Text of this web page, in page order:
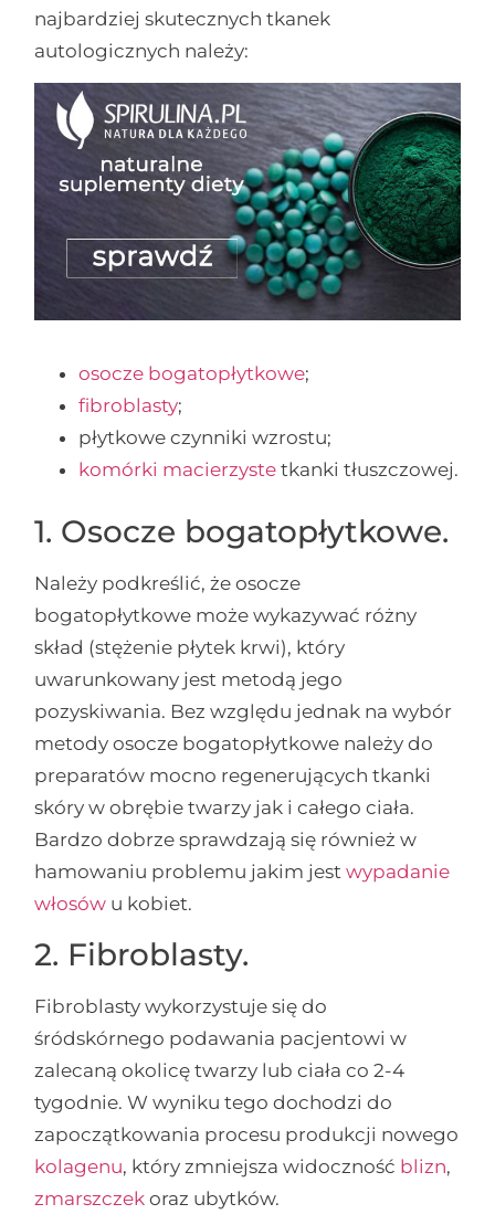
najbardziej skutecznych tkanek
autologicznych należy:
osocze bogatopłytkowe;
fibroblasty;
płytkowe czynniki wzrostu;
komórki macierzyste tkanki tłuszczowej.
1. Osocze bogatopłytkowe.
Należy podkreślić, że osocze
bogatopłytkowe może wykazywać różny
skład (stężenie płytek krwi), który
uwarunkowany jest metodą jego
pozyskiwania. Bez względu jednak na wybór
metody osocze bogatopłytkowe należy do
preparatów mocno regenerujących tkanki
skóry w obrębie twarzy jak i całego ciała.
Bardzo dobrze sprawdzają się również w
hamowaniu problemu jakim jestwypadanie
włosów u kobiet.
2. Fibroblasty.
Fibroblasty wykorzystuje się do
śródskórnego podawania pacjentowi w
zalecaną okolicę twarzy lub ciała co 2-4
tygodnie. W wyniku tego dochodzi do
zapoczątkowania procesu produkcji nowego
kolagenu, który zmniejsza widoczność blizn,
zmarszczek oraz ubytków.